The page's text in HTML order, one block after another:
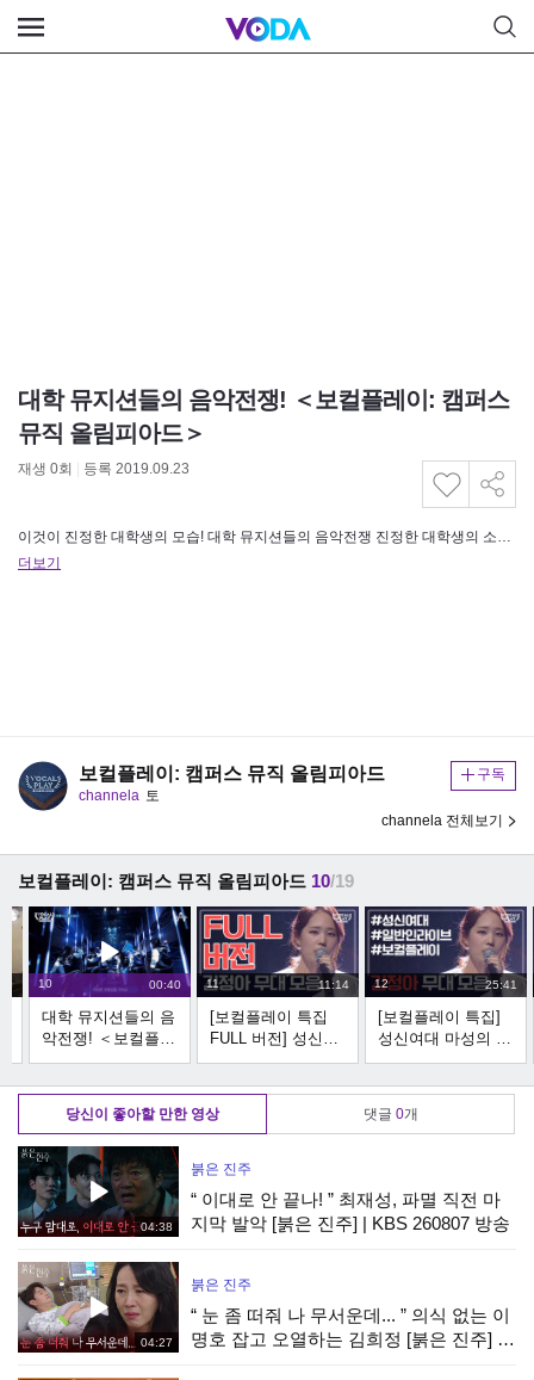
대학 뮤지션들의 음악전쟁! ＜보컬플레이: 캠퍼스
뮤직 올림피아드＞
재생 0회 등록 2019.09.23
이것이 진정한 대학생의 모습! 대학 뮤지션들의 음악전쟁 진정한 대학생의 소리가 알고 싶다면! 보컬플레이: 캠퍼스 뮤직 올림피…
더보기
보컬플레이: 캠퍼스 뮤직 올림피아드
channela 토
구독
channela 전체보기
보컬플레이: 캠퍼스 뮤직 올림피아드 10/19
10 00:40
대학 뮤지션들의 음
악전쟁! ＜보컬플레
이: 캠퍼스 뮤직 올
림피아드＞
11 11:14
[보컬플레이 특집
FULL 버전] 성신여
대 마성의 보이스
'김정아' 레전드 무
대 모음
12 25:41
[보컬플레이 특집]
성신여대 마성의 보
이스 '김정아' 레전
드 무대 모음
당신이 좋아할 만한 영상 댓글 0개
04:38
붉은 진주
“ 이대로 안 끝나! ” 최재성, 파멸 직전 마
지막 발악 [붉은 진주] | KBS 260807 방송
04:27
붉은 진주
“ 눈 좀 떠줘 나 무서운데... ” 의식 없는 이
명호 잡고 오열하는 김희정 [붉은 진주] |